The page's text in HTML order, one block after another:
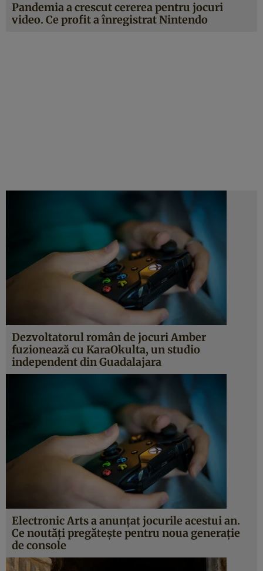
Pandemia a crescut cererea pentru jocuri
video. Ce profit a înregistrat Nintendo
Dezvoltatorul român de jocuri Amber
fuzionează cu KaraOkulta, un studio
independent din Guadalajara
Electronic Arts a anunțat jocurile acestui an.
Ce noutăți pregătește pentru noua generație
de console